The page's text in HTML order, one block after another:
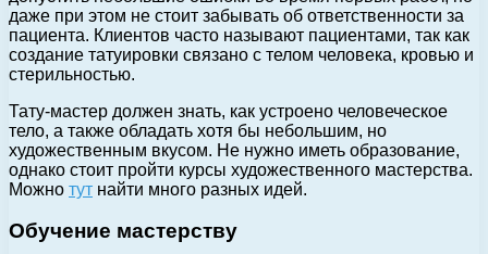
даже при этом не стоит забывать об ответственности за
пациента. Клиентов часто называют пациентами, так как
создание татуировки связано с телом человека, кровью и
стерильностью.
Тату-мастер должен знать, как устроено человеческое
тело, а также обладать хотя бы небольшим, но
художественным вкусом. Не нужно иметь образование,
однако стоит пройти курсы художественного мастерства.
Можно тут найти много разных идей.
Обучение мастерству